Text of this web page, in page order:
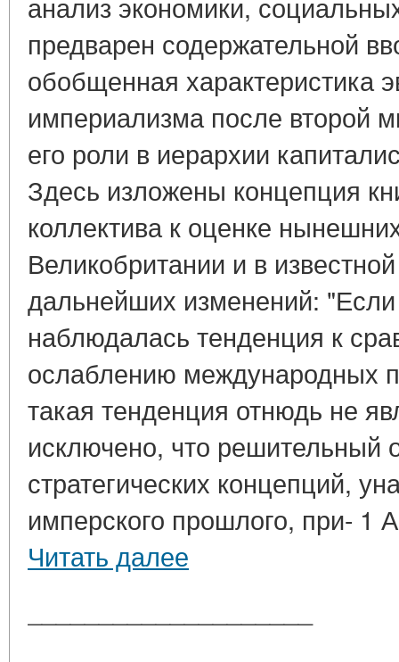
предварен содержательной
обобщенная характеристика
империализма после второй
его роли в иерархии
Здесь изложены концепция
коллектива к оценке
Великобритании и в
дальнейших изменений:
наблюдалась тенденция к
ослаблению международных
такая тенденция отнюдь не
исключено, что решительный
стратегических концепций,
имперского прошлого, при- 1
Читать далее